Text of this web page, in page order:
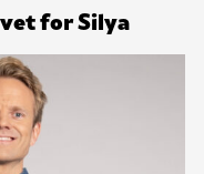
for Silya